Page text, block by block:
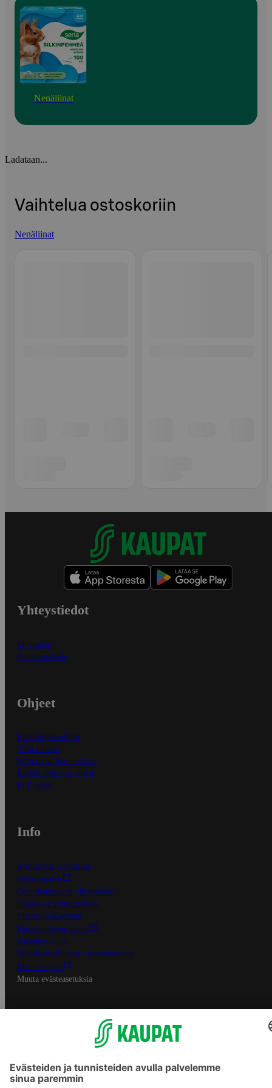
Nenäliinat
Ladataan...
Vaihtelua ostoskoriin
Nenäliinat
Yhteystiedot
Myymälät
Asiakaspalvelu
Ohjeet
Ensitilaajan ohjeet
Näin maksat
Näin tilaat ja muokkaat
Kaikki ohjeet ja vinkit
In English
Info
S-Business yrityksille
Oiva-raportit
Osuuskauppojen yhteystiedot
Tilaus- ja toimitusehdot
Tietosuojakäytäntö
Palvelun käyttöehdot
Saavutettavuus
Mobiilisovelluksen saavutettavuus
Mainostajalle
Muuta evästeasetuksia
S-ryhmän palvelut
Asiakasomistajuus